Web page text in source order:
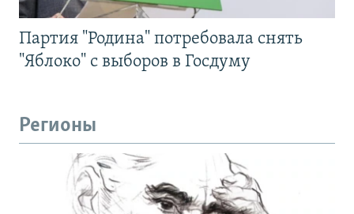
Партия "Родина" потребовала снять
"Яблоко" с выборов в Госдуму
Регионы